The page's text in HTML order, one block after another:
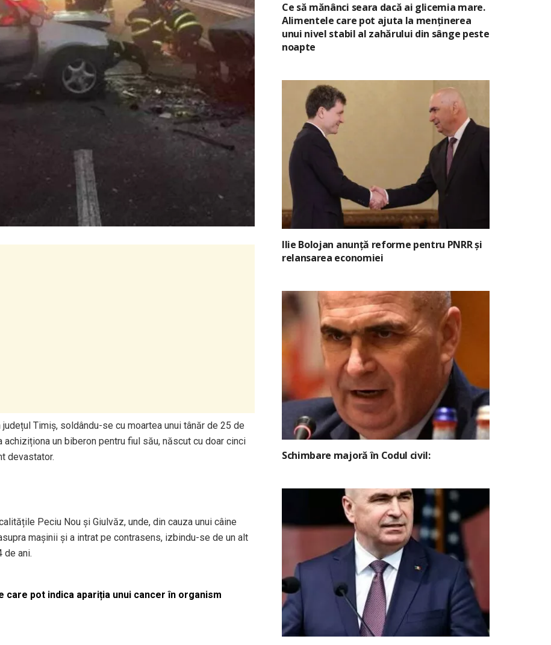
Timiș, soldându-se cu moartea unui tânăr de 25 de
un biberon pentru fiul său, născut cu doar cinci
devastator.
Peciu Nou și Giulvăz, unde, din cauza unui câine
mașinii și a intrat pe contrasens, izbindu-se de un alt
de ani.
care pot indica apariția unui cancer în organism
Ce să mănânci seara dacă ai glicemia mare.
Alimentele care pot ajuta la menținerea
unui nivel stabil al zahărului din sânge peste
noapte
Ilie Bolojan anunță reforme pentru PNRR și
relansarea economiei
Schimbare majoră în Codul civil: